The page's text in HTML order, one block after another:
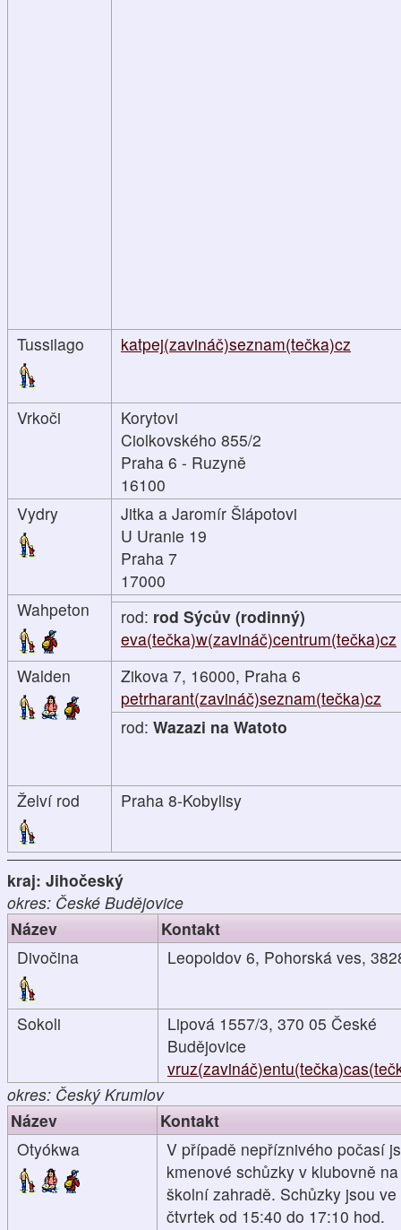
Tussilago katpej(zavináč)seznam(tečka)cz
Vrkoči
Korytovi
Ciolkovského 855/2
Praha 6 - Ruzyně
16100
Vydry
Jitka a Jaromír Šlápotovi
U Uranie 19
Praha 7
17000
Wahpeton
rod: rod Sýcův (rodinný)
eva(tečka)w(zavináč)centrum(tečka)cz
Walden
Zikova 7, 16000, Praha 6
petrharant(zavináč)seznam(tečka)cz
rod: Wazazi na Watoto
Želví rod Praha 8-Kobylisy
kraj: Jihočeský
okres: České Budějovice
Název
Kontakt
Divočina
Leopoldov 6, Pohorská ves,
Sokoli
Lipová 1557/3, 370 05 České
Budějovice
okres: Český Krumlov
Název
Kontakt
Otyókwa
V případě nepříznivého počasí
kmenové schůzky v klubovně na
školní zahradě. Schůzky jsou ve
čtvrtek od 15:40 do 17:10 hod.